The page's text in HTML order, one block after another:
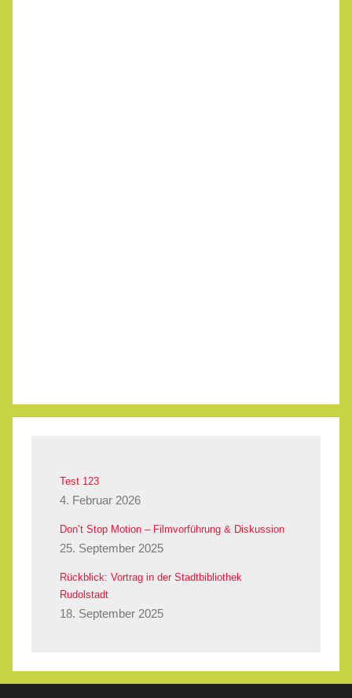
Test 123
4. Februar 2026
Don’t Stop Motion – Filmvorführung & Diskussion
25. September 2025
Rückblick: Vortrag in der Stadtbibliothek
Rudolstadt
18. September 2025